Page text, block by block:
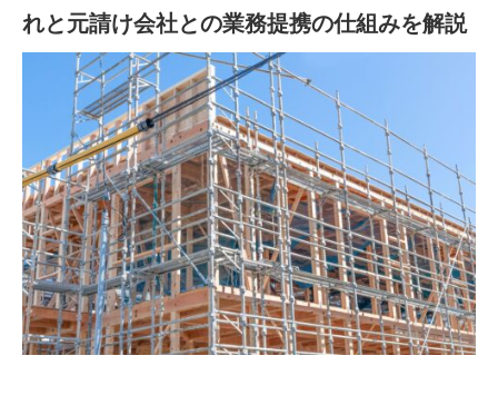
れと元請け会社との業務提携の仕組みを解説